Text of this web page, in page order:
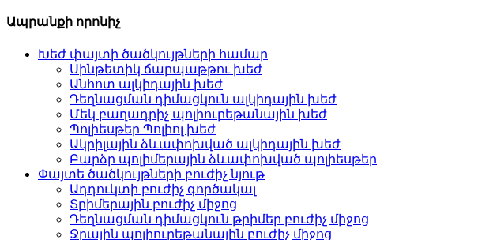
Ապրանքի որոնիչ
Խեժ փայտի ծածկույթների համար
Սինթետիկ ճարպաթթու խեժ
Անհոտ ալկիդային խեժ
Դեղնացման դիմացկուն ալկիդային խեժ
Մեկ բաղադրիչ պոլիուրեթանային խեժ
Պոլիեսթեր Պոլիոլ խեժ
Ակրիլային ձևափոխված ալկիդային խեժ
Բարձր պոլիմերային ձևափոխված պոլիեսթեր
Փայտե ծածկույթների բուժիչ նյութ
Ադդուկտի բուժիչ գործակալ
Տրիմերային բուժիչ միջոց
Դեղնացման դիմացկուն թրիմեր բուժիչ միջոց
Ջրային պոլիուրեթանային բուժիչ միջոց